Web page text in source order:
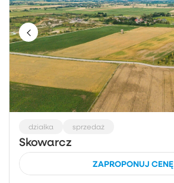
działka sprzedaż
Skowarcz
ZAPROPONUJ CENĘ